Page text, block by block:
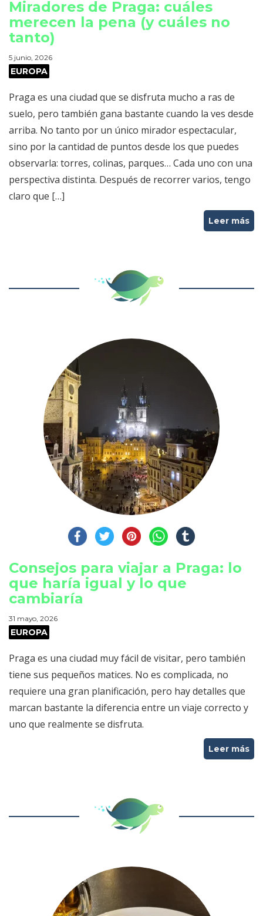
Miradores de Praga: cuáles
merecen la pena (y cuáles no
tanto)
5 junio, 2026
EUROPA
Praga es una ciudad que se disfruta mucho a ras de
suelo, pero también gana bastante cuando la ves desde
arriba. No tanto por un único mirador espectacular,
sino por la cantidad de puntos desde los que puedes
observarla: torres, colinas, parques… Cada uno con una
perspectiva distinta. Después de recorrer varios, tengo
claro que […]
Leer más
Consejos para viajar a Praga: lo
que haría igual y lo que
cambiaría
31 mayo, 2026
EUROPA
Praga es una ciudad muy fácil de visitar, pero también
tiene sus pequeños matices. No es complicada, no
requiere una gran planificación, pero hay detalles que
marcan bastante la diferencia entre un viaje correcto y
uno que realmente se disfruta.
Leer más